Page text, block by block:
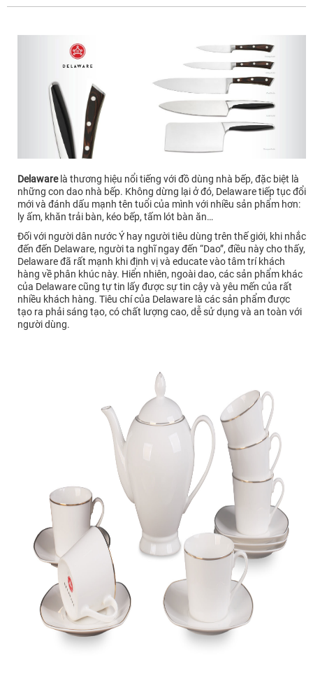
Delawarelà thương hiệu nổi tiếng với đồ dùng nhà bếp, đặc biệt là
những con dao nhà bếp. Không dừng lại ở đó, Delaware tiếp tục đổi
mới và đánh dấu mạnh tên tuổi của mình với nhiều sản phẩm hơn:
ly ấm, khăn trải bàn, kéo bếp, tấm lót bàn ăn…
Đối với người dân nước Ý hay người tiêu dùng trên thế giới, khi nhắc
đến đến Delaware, người ta nghĩ ngay đến “Dao”, điều này cho thấy,
Delaware đã rất mạnh khi định vị và educate vào tâm trí khách
hàng về phân khúc này. Hiển nhiên, ngoài dao, các sản phẩm khác
của Delaware cũng tự tin lấy được sự tin cậy và yêu mến của rất
nhiều khách hàng. Tiêu chí của Delaware là các sản phẩm được
tạo ra phải sáng tạo, có chất lượng cao, dễ sử dụng và an toàn với
người dùng.